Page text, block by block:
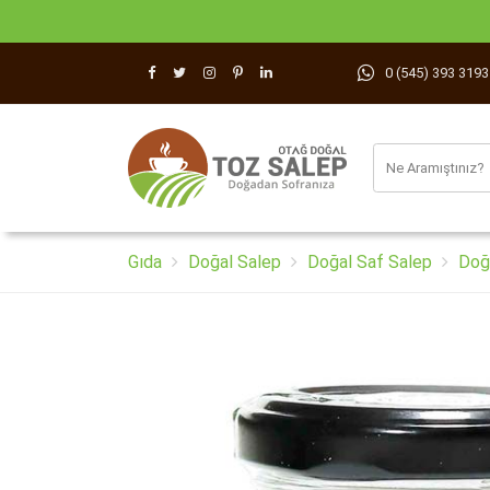
0 (545) 393 3193
Gıda Doğal Salep Doğal Saf Salep